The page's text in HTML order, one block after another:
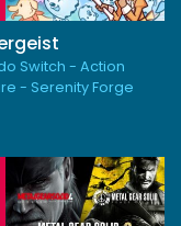
Switch - Action
- Serenity Forge